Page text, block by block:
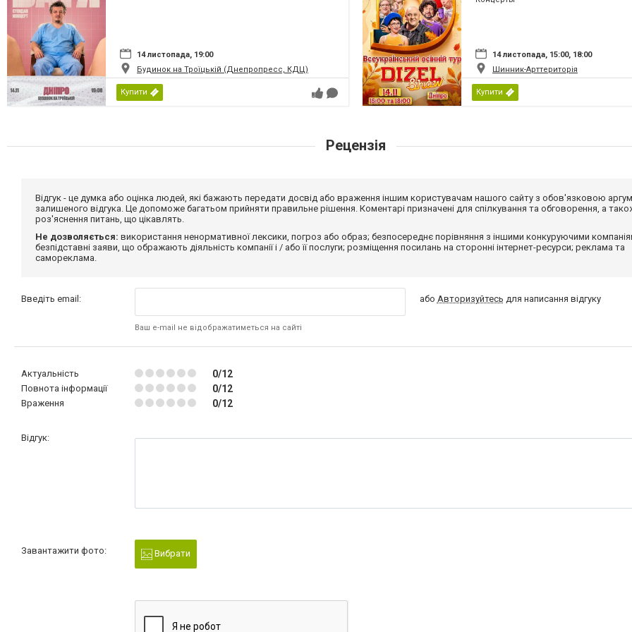
14 листопада, 19:00
Будинок на Троїцькій (Днепропресс, КДЦ)
Купити
14 листопада, 15:00, 18:00
Шинник-Арттериторія
Купити
Рецензія
Відгук - це думка або оцінка людей, які бажають передати досвід або враження іншим користувачам нашого сайту з обов'язковою
залишеного відгука. Це допоможе багатьом прийняти правильне рішення. Коментарі призначені для спілкування та обговорення, а
роз'яснення питань, що цікавлять.
Не дозволяється: використання ненормативної лексики, погроз або образ; безпосереднє порівняння з іншими конкуруючими
безпідставні заяви, що ображають діяльність компанії і / або її послуги; розміщення посилань на сторонні інтернет-ресурси; реклама та
самореклама.
Введіть email:
Ваш e-mail не відображатиметься на сайті
або Авторизуйтесь для написання відгуку
Актуальність 0/12
Повнота інформації 0/12
Враження 0/12
Відгук:
Завантажити фото: Вибрати